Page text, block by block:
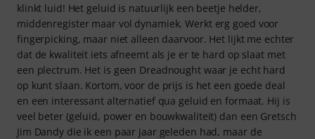
klinkt luid! Het geluid is natuurlijk een beetje helder,
middenregister maar vol dynamiek. Werkt erg goed voor
fingerpicking, maar niet alleen daarvoor. Het lijkt me echter
dat de kwaliteit iets afneemt als je er te hard op slaat met
een plectrum. Het is geen Dreadnought waar je echt hard
op kunt slaan. Kortom, voor de prijs is het een goede deal
en een interessant alternatief qua geluid en formaat. Hij is
veel beter (geluid, power en bouwkwaliteit) dan een Gretsch
Jim Dandy die ik een paar jaar geleden had, maar de